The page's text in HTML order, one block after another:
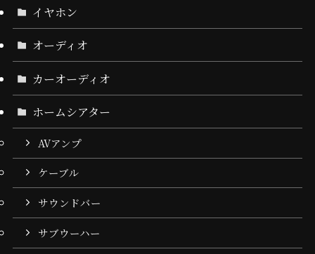
イヤホン
オーディオ
カーオーディオ
ホームシアター
AVアンプ
ケーブル
サウンドバー
サブウーハー